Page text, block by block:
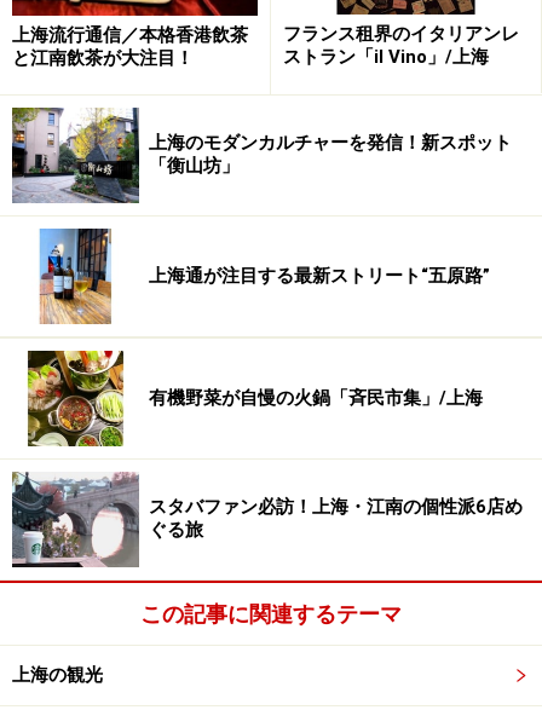
今でもかつての姿をそのままに残す国際飯店、パークホテル
1934年にハンガリー人建築家により建てられた国際飯店
は、1930年当時の東アジアで一番高いビルとして名を馳
せていました。それから約90年の時を経てもまだ、その
当時の面影を残したまま人民広場の目の前に君臨。オー
ルド上海を格安で味わいたい人にはおススメのホテルで
す。
＜DATA＞
■グオジーファンディエン
住所：南京西路170号
TEL：(021)63275225
料金：850元＋15％サービス料（季節によって値段は変
動）
アクセス：地下鉄1・2・8号線「人民広場」駅より徒歩
約1分
JIA
上海流行通信／本格香港飲茶
と江南飲茶が大注目！
フランス租界のイタリアンレ
ストラン「il Vino」/上海
上海のモダンカルチャーを発信！新スポット
「衡山坊」
上海通が注目する最新ストリート“五原路”
有機野菜が自慢の火鍋「斉民市集」/上海
スタバファン必訪！上海・江南の個性派6店め
ぐる旅
この記事に関連するテーマ
上海の観光